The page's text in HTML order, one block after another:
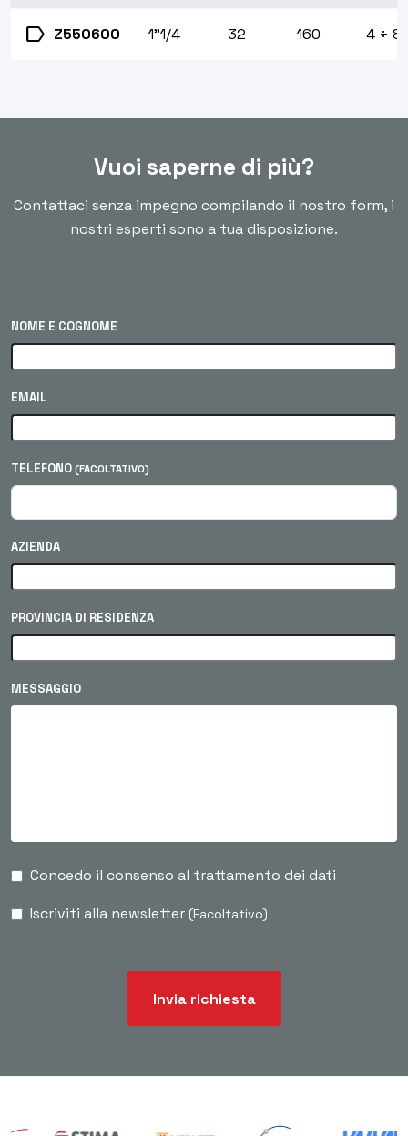
label Z550600 1"1/4 32 160 4 ÷ 8
Vuoi saperne di più?
Contattaci senza impegno compilando il nostro form, i
nostri esperti sono a tua disposizione.
NOME E COGNOME
EMAIL
TELEFONO (FACOLTATIVO)
AZIENDA
PROVINCIA DI RESIDENZA
MESSAGGIO
Concedo il consenso al trattamento dei dati
Iscriviti alla newsletter (Facoltativo)
Invia richiesta